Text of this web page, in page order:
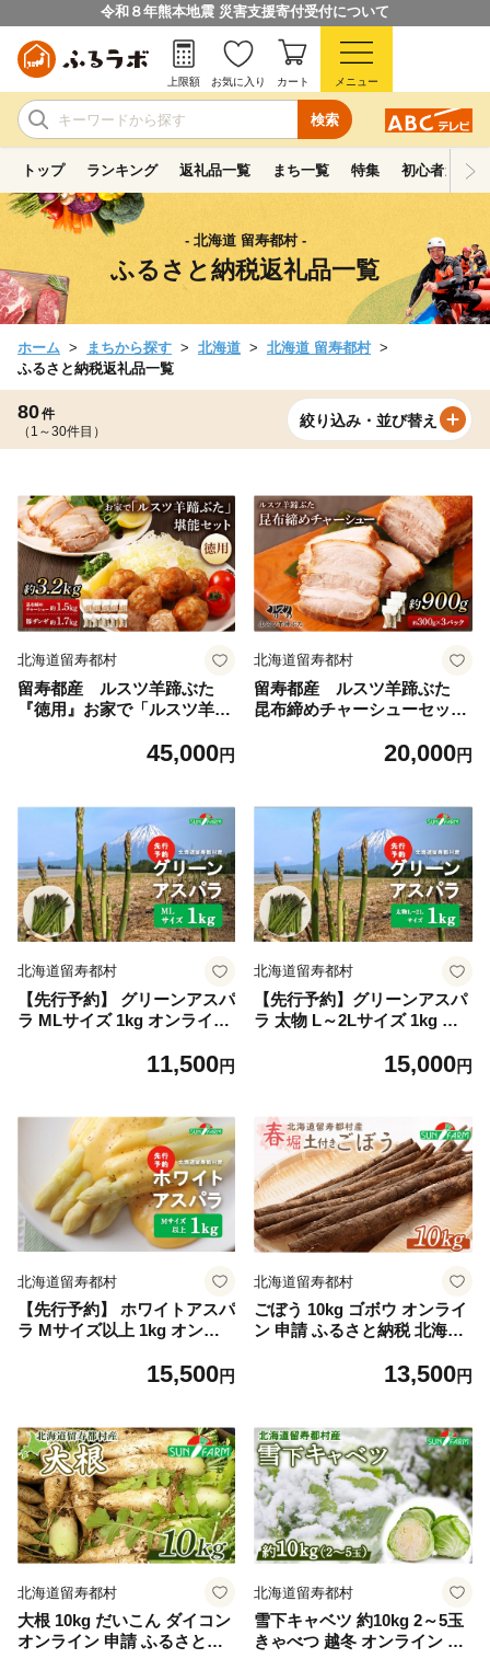
令和８年熊本地震 災害支援寄付受付について
検索
上限額 お気に入り カート メニュー
トップ ランキング 返礼品一覧 まち一覧 特集 初心者ガイド
- 北海道 留寿都村 -
ふるさと納税返礼品一覧
ホーム まちから探す 北海道
北海道 留寿都村
ふるさと納税返礼品一覧
80件
（1～30件目）
絞り込み・並び替え
北海道留寿都村
留寿都産 ルスツ羊蹄ぶた
『徳用』お家で「ルスツ羊蹄
チャーシュー・豚ザンギ【約
45,000円
北海道留寿都村
留寿都産 ルスツ羊蹄ぶた
昆布締めチャーシューセット
900g】）【28011】20,000円
北海道留寿都村
【先行予約】 グリーンアスパ
ラ MLサイズ 1kg オンライン
寿都 アスパラ アスパラガス
かず グラタン 肉巻き 1キロ
留寿都村【24001】
11,500円
北海道留寿都村
【先行予約】グリーンアスパ
ラ 太物 L～2Lサイズ 1kg オ
北海道 留寿都 アスパラ アス
サラダ おかず グラタン 肉巻
き 1キロ 留寿都村【24002】
15,000円
北海道留寿都村
【先行予約】 ホワイトアスパ
ラ Mサイズ以上 1kg オンラ
道 留寿都 アスパラ アスパラ
ダ おかず グラタン 肉巻き 1
キロ 留寿都村【24003】
15,500円
北海道留寿都村
ごぼう 10kg ゴボウ オンライ
ン 申請 ふるさと納税 北海道
鮮 採れたて サラダ きんぴら
【24008】
13,500円
北海道留寿都村
大根 10kg だいこん ダイコン
オンライン 申請 ふるさと納
北海道留寿都村
雪下キャベツ 約10kg 2～5玉
きゃべつ 越冬 オンライン 申